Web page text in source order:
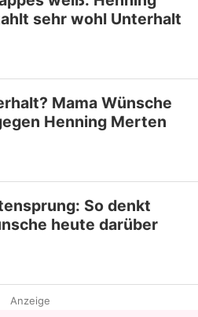
sehr wohl Unterhalt
Mama Wünsche
Henning Merten
So denkt
heute darüber
Anzeige